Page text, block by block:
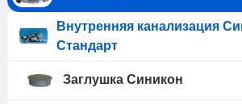
Внутренняя канализация
Стандарт
Заглушка Синикон